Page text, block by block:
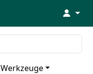
↓
Werkzeuge